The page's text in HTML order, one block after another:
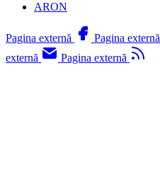
ARON
Pagina externă Pagina externă
externă
Pagina externă